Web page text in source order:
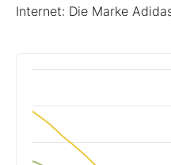
Internet: Die Marke